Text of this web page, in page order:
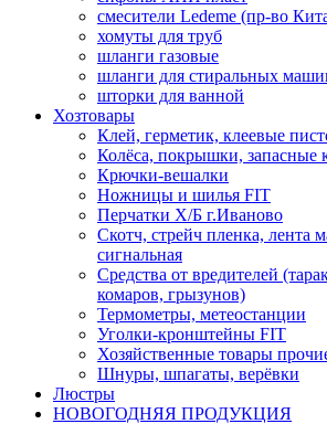
смесители Ledeme (пр-во
хомуты для труб
шланги газовые
шланги для стиральных
шторки для ванной
Хозтовары
Клей, герметик, клеевые
Колёса, покрышки,
Крючки-вешалки
Ножницы и шилья FIT
Перчатки Х/Б г.Иваново
Скотч, стрейч пленка, лента
сигнальная
Средства от вредителей
комаров, грызунов)
Термометры, метеостанции
Уголки-кронштейны FIT
Хозяйственные товары
Шнуры, шпагаты, верёвки
Люстры
НОВОГОДНЯЯ ПРОДУКЦИЯ